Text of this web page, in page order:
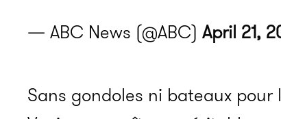
— ABC News (@ABC) April 21,
Sans gondoles ni bateaux pour